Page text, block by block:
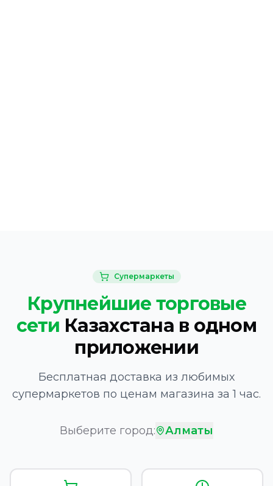
Супермаркеты
Крупнейшие торговые
сети Казахстана в одном
приложении
Бесплатная доставка из любимых
супермаркетов по ценам магазина за 1 час.
Выберите город: Алматы